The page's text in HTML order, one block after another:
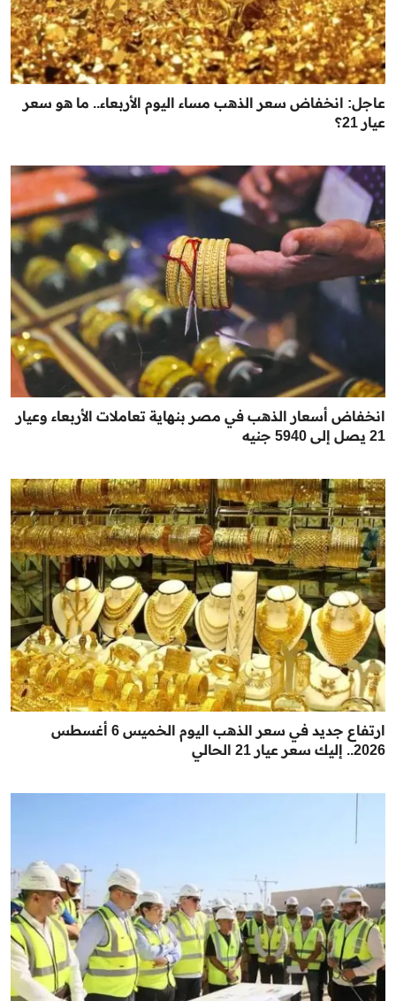
عاجل: انخفاض سعر الذهب مساء اليوم الأربعاء.. ما هو سعر
عيار 21؟
انخفاض أسعار الذهب في مصر بنهاية تعاملات الأربعاء وعيار
21 يصل إلى 5940 جنيه
ارتفاع جديد في سعر الذهب اليوم الخميس 6 أغسطس
2026.. إليك سعر عيار 21 الحالي